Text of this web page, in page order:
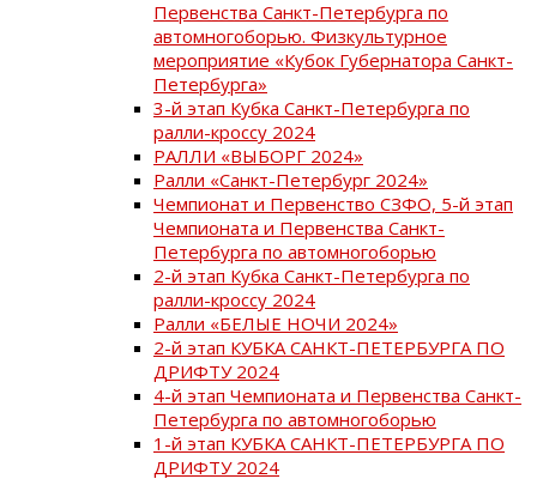
Первенства Санкт-Петербурга по
автомногоборью. Физкультурное
мероприятие «Кубок Губернатора Санкт-
Петербурга»
3-й этап Кубка Санкт-Петербурга по
ралли-кроссу 2024
РАЛЛИ «ВЫБОРГ 2024»
Ралли «Санкт-Петербург 2024»
Чемпионат и Первенство СЗФО, 5-й этап
Чемпионата и Первенства Санкт-
Петербурга по автомногоборью
2-й этап Кубка Санкт-Петербурга по
ралли-кроссу 2024
Ралли «БЕЛЫЕ НОЧИ 2024»
2-й этап КУБКА САНКТ-ПЕТЕРБУРГА ПО
ДРИФТУ 2024
4-й этап Чемпионата и Первенства Санкт-
Петербурга по автомногоборью
1-й этап КУБКА САНКТ-ПЕТЕРБУРГА ПО
ДРИФТУ 2024